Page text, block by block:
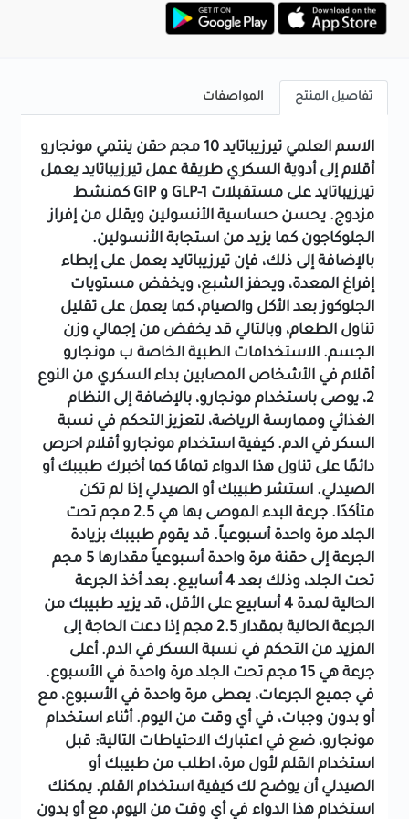
تفاصيل المنتج المواصفات
الاسم العلمي تيرزيباتايد 10 مجم حقن
ينتمي مونجارو
أقلام إلى أدوية السكري طريقة عمل تيرزيباتايد يعمل
تيرزيباتايد على مستقبلات GLP-1 و GIP كمنشط
مزدوج. يحسن حساسية الأنسولين ويقلل من إفراز
الجلوكاجون كما يزيد من استجابة الأنسولين.
بالإضافة إلى ذلك، فإن تيرزيباتايد يعمل على إبطاء
إفراغ المعدة، ويحفز الشبع، ويخفض مستويات
الجلوكوز بعد الأكل والصيام، كما يعمل على تقليل
تناول الطعام، وبالتالي قد يخفض من إجمالي وزن
الجسم. الاستخدامات الطبية الخاصة ب مونجارو
أقلام في الأشخاص المصابين بداء السكري من النوع
2، يوصى باستخدام مونجارو، بالإضافة إلى النظام
الغذائي وممارسة الرياضة، لتعزيز التحكم في نسبة
السكر في الدم. كيفية استخدام مونجارو أقلام احرص
دائمًا على تناول هذا الدواء تمامًا كما أخبرك طبيبك أو
الصيدلي. استشر طبيبك أو الصيدلي إذا لم تكن
متأكدًا.
جرعة البدء الموصى بها هي 2.5 مجم تحت
الجلد مرة واحدة أسبوعياً. قد يقوم طبيبك بزيادة
الجرعة إلى حقنة مرة واحدة أسبوعياً مقدارها 5 مجم
تحت الجلد، وذلك بعد 4 أسابيع.
بعد أخذ الجرعة
الحالية لمدة 4 أسابيع على الأقل، قد يزيد طبيبك من
الجرعة الحالية بمقدار 2.5 مجم إذا دعت الحاجة إلى
المزيد من التحكم في نسبة السكر في الدم. أعلى
جرعة هي 15 مجم تحت الجلد مرة واحدة في الأسبوع.
في جميع الجرعات، يعطى مرة واحدة في الأسبوع، مع
أو بدون وجبات، في أي وقت من اليوم. أثناء استخدام
مونجارو، ضع في اعتبارك الاحتياطات التالية: قبل
استخدام القلم لأول مرة، اطلب من طبيبك أو
الصيدلي أن يوضح لك كيفية استخدام القلم. يمكنك
استخدام هذا الدواء في أي وقت من اليوم، مع أو بدون